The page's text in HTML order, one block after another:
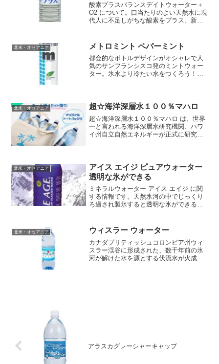
酸素プラスバランスデイトウォーター＋
O2 について。口当たりのよい天然水に現
代人に不足しがちな酸素をプラス。新し
いると言われる酸素を通常の10倍充填し
ました。酸素プラス...
北米・オセアニア メトロミント ペパーミント
都会的なボトルデザインがオシャレで人
気のサンフランシスコ発のミントウォー
ター。氷水より冷たい水をつくろう！と
ミントエキス □原...
北米・オセアニア 超☆海洋深層水１００％マハロ
超☆海洋深層水１００％マハロ は、世界
一と言われる海洋深層水研究機関、ハワ
イ州自立自然エネルギーが正式に研究し
ワイ島コナ...
北米・オセアニア
アイス エイジ ピュアウォーター
透明な氷ができる
ミネラルウォーター アイス エイジ に関
する情報です。天然氷河の中でじっくり
ろ過され製氷すると透明な氷ができるほ
賞を受賞した美しいボトルにも人気があ
ります。アイス ...
北米・オセアニア ウィスラー ウォーター
カナダブリティッシュコロンビア州ウィ
スラー渓谷に形成された、数千年前の氷
河が解けた水を源とする伏流水が火成岩
アラスカグレーシャーキャップ